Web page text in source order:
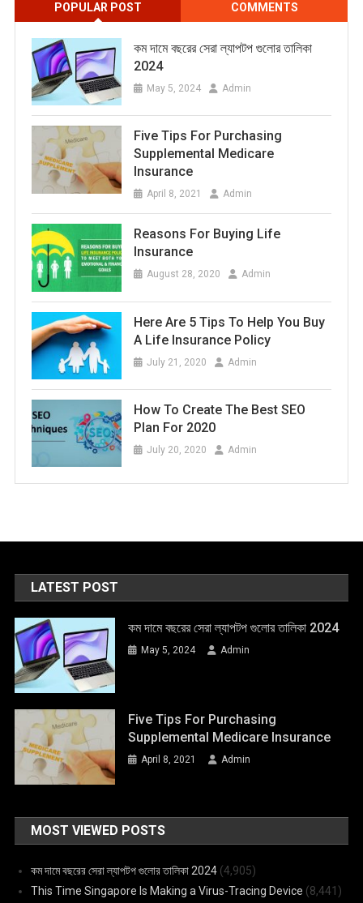
POPULAR POST COMMENTS
কম দামে বছরের সেরা ল্যাপটপ গুলোর তালিকা
2024
May 5, 2024 Admin
Five Tips For Purchasing
Supplemental Medicare
Insurance
April 8, 2021 Admin
Reasons For Buying Life
Insurance
August 28, 2020 Admin
Here Are 5 Tips To Help You Buy
A Life Insurance Policy
July 21, 2020 Admin
How To Create The Best SEO
Plan For 2020
July 20, 2020 Admin
LATEST POST
কম দামে বছরের সেরা ল্যাপটপ গুলোর তালিকা 2024
May 5, 2024 Admin
Five Tips For Purchasing
Supplemental Medicare Insurance
April 8, 2021 Admin
MOST VIEWED POSTS
কম দামে বছরের সেরা ল্যাপটপ গুলোর তালিকা 2024 (4,905)
This Time Singapore Is Making a Virus-Tracing Device (8,441)